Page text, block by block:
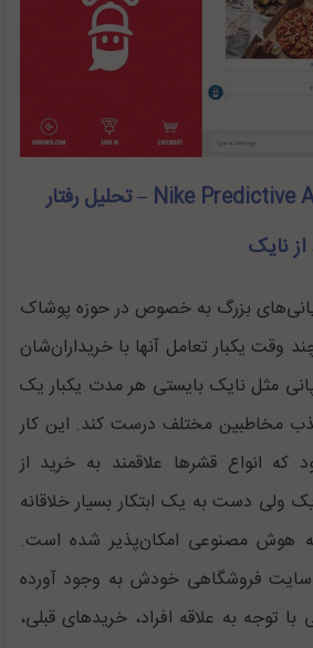
Nike Predictive AI Personalization – تحلیل رفتار
نایک
بزرگ به خصوص در حوزه پوشاک
وقت یکبار تعامل آنها با خریداران‌شان
مثل نایک بایستی هر مدت یکبار یک
مخاطبین مختلف درست کند. این کار
که انواع قشر‌ها علاقمند به خرید از
ولی دست به یک ابتکار بسیار خلاقانه
هوش مصنوعی امکان‌پذیر شده است.
سایت فروشگاهی خودش به وجود آورده
به علاقه افراد، خرید‌های قبلی،